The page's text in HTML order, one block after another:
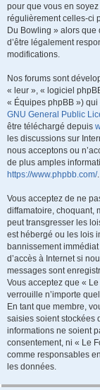
pour que vous en
régulièrement celles-ci
Du Bowling » alors que
d’être légalement
modifications.
Nos forums sont
« leur », « logiciel
« Équipes phpBB »)
GNU General Public
être téléchargé depuis
les discussions sur
nous acceptons ou
de plus amples
https://www.phpbb.com/.
Vous acceptez de ne
diffamatoire, choquant,
peut transgresser les
est hébergé ou les lois
bannissement
d’accès à Internet si
messages sont
Vous acceptez que «
verrouille n’importe
En tant que membre,
saisies soient stockées
informations ne soient
consentement, ni « Le
comme responsables
les données.